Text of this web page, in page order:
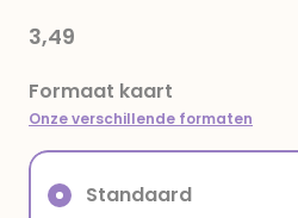
3,49
Formaat kaart
Onze verschillende formaten
Standaard